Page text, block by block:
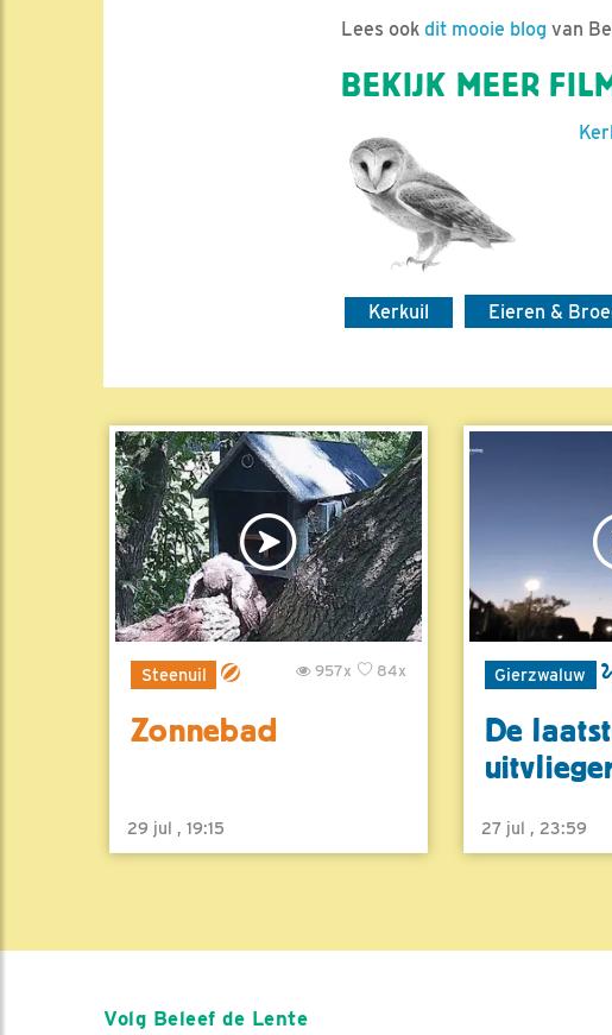
Lees ook dit mooie blog van
BEKIJK MEER
Kerkuil Eieren &
Steenuil 84x
957x
Zonnebad
29 jul , 19:15
Gierzwaluw
De
27 jul , 23:59
Volg Beleef de Lente